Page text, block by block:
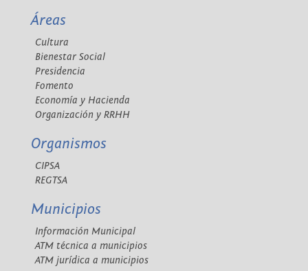
Áreas
Cultura
Bienestar Social
Presidencia
Fomento
Economía y Hacienda
Organización y RRHH
Organismos
CIPSA
REGTSA
Municipios
Información Municipal
ATM técnica a municipios
ATM jurídica a municipios